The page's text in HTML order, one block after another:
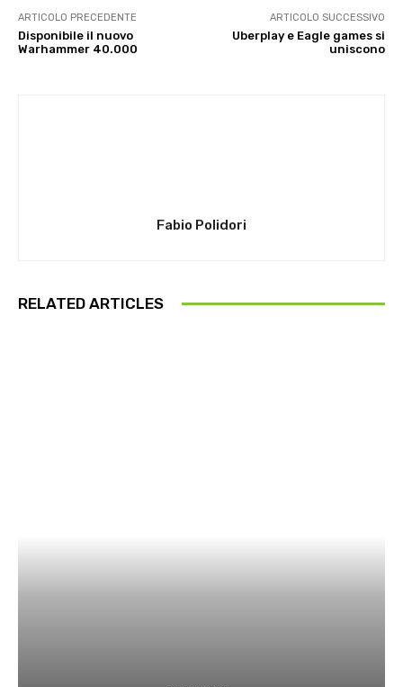
ARTICOLO PRECEDENTE
Disponibile il nuovo
Warhammer 40.000
ARTICOLO SUCCESSIVO
Uberplay e Eagle games si
uniscono
Fabio Polidori
RELATED ARTICLES